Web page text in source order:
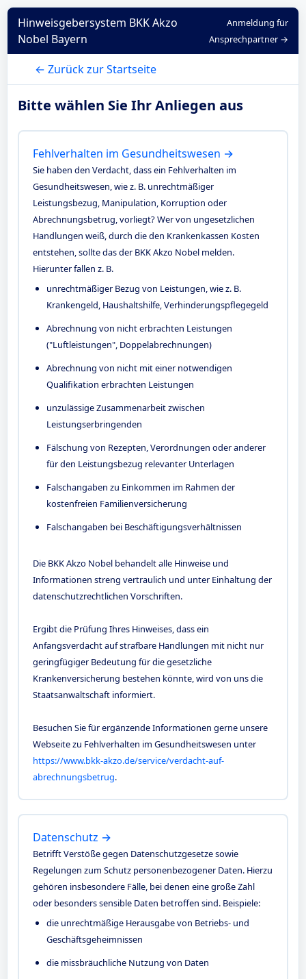
Hinweisgebersystem BKK Akzo
Nobel Bayern
Anmeldung für
Ansprechpartner →
← Zurück zur Startseite
Bitte wählen Sie Ihr Anliegen aus
Fehlverhalten im Gesundheitswesen →
Sie haben den Verdacht, dass ein Fehlverhalten im
Gesundheitswesen, wie z. B. unrechtmäßiger
Leistungsbezug, Manipulation, Korruption oder
Abrechnungsbetrug, vorliegt? Wer von ungesetzlichen
Handlungen weiß, durch die den Krankenkassen Kosten
entstehen, sollte das der BKK Akzo Nobel melden.
Hierunter fallen z. B.
unrechtmäßiger Bezug von Leistungen, wie z. B.
Krankengeld, Haushaltshilfe, Verhinderungspflegegeld
Abrechnung von nicht erbrachten Leistungen
("Luftleistungen", Doppelabrechnungen)
Abrechnung von nicht mit einer notwendigen
Qualifikation erbrachten Leistungen
unzulässige Zusammenarbeit zwischen
Leistungserbringenden
Fälschung von Rezepten, Verordnungen oder anderer
für den Leistungsbezug relevanter Unterlagen
Falschangaben zu Einkommen im Rahmen der
kostenfreien Familienversicherung
Falschangaben bei Beschäftigungsverhältnissen
Die BKK Akzo Nobel behandelt alle Hinweise und
Informationen streng vertraulich und unter Einhaltung der
datenschutzrechtlichen Vorschriften.
Ergibt die Prüfung Ihres Hinweises, dass ein
Anfangsverdacht auf strafbare Handlungen mit nicht nur
geringfügiger Bedeutung für die gesetzliche
Krankenversicherung bestehen könnte, wird von uns die
Staatsanwaltschaft informiert.
Besuchen Sie für ergänzende Informationen gerne unsere
Webseite zu Fehlverhalten im Gesundheitswesen unter
https://www.bkk-akzo.de/service/verdacht-auf-
abrechnungsbetrug.
Datenschutz →
Betrifft Verstöße gegen Datenschutzgesetze sowie
Regelungen zum Schutz personenbezogener Daten. Hierzu
gehören insbesondere Fälle, bei denen eine große Zahl
oder besonders sensible Daten betroffen sind. Beispiele:
die unrechtmäßige Herausgabe von Betriebs- und
Geschäftsgeheimnissen
die missbräuchliche Nutzung von Daten